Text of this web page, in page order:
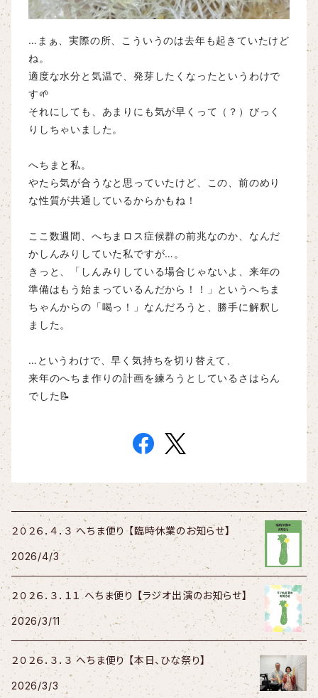
…まぁ、実際の所、こういうのは去年も起きていたけど
ね。
適度な水分と気温で、発芽したくなったというわけで
す🌱
それにしても、あまりにも気が早くって（？）びっく
りしちゃいました。
へちまと私。
やたら気が合うなと思っていたけど、この、前のめり
な性質が共通しているからかもね！
ここ数週間、へちまロス症候群の前兆なのか、なんだ
かしんみりしていた私ですが…。
きっと、「しんみりしている場合じゃないよ、来年の
準備はもう始まっているんだから！！」というへちま
ちゃんからの「喝っ！」なんだろうと、勝手に解釈し
ました。
…というわけで、早く気持ちを切り替えて、
来年のへちま作りの計画を練ろうとしているさはらん
でした📝
２０２６．４．３ へちま便り 【臨時休業のお知らせ】
2026/4/3
２０２６．３．１１ へちま便り 【ラジオ出演のお知らせ】
2026/3/11
２０２６．３．３ へちま便り 【本日、ひな祭り】
2026/3/3